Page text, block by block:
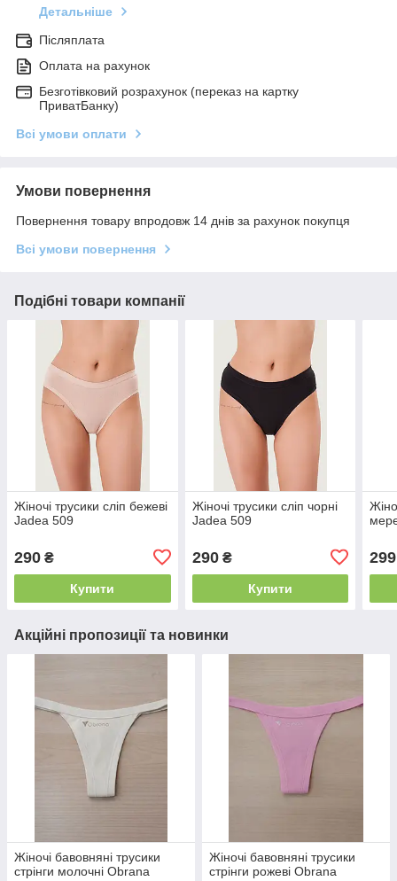
Детальніше
Післяплата
Оплата на рахунок
Безготівковий розрахунок (переказ на картку
ПриватБанку)
Всі умови оплати
Умови повернення
Повернення товару впродовж 14 днів за рахунок покупця
Всі умови повернення
Подібні товари компанії
Жіночі трусики сліп бежеві
Jadea 509
290 ₴
Купити
Жіночі трусики сліп чорні
Jadea 509
290₴
Купити
299
Акційні пропозиції та новинки
Жіночі бавовняні трусики
стрінги молочні Obrana
Жіночі бавовняні трусики
стрінги рожеві Obrana